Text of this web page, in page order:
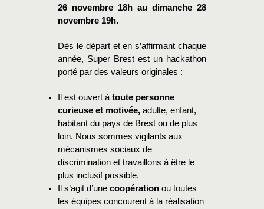
26 novembre 18h au dimanche 28
novembre 19h.
Dès le départ et en s’affirmant chaque
année, Super Brest est un hackathon
porté par des valeurs originales :
Il est ouvert à toute personne
curieuse et motivée, adulte, enfant,
habitant du pays de Brest ou de plus
loin. Nous sommes vigilants aux
mécanismes sociaux de
discrimination et travaillons à être le
plus inclusif possible.
Il s’agit d’une coopération ou toutes
les équipes concourent à la réalisation